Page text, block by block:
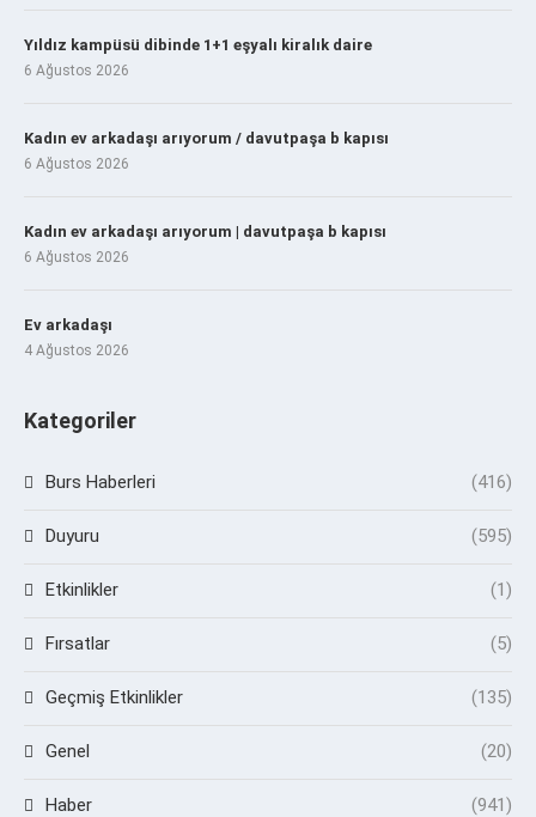
Yıldız kampüsü dibinde 1+1 eşyalı kiralık daire
6 Ağustos 2026
Kadın ev arkadaşı arıyorum / davutpaşa b kapısı
6 Ağustos 2026
Kadın ev arkadaşı arıyorum | davutpaşa b kapısı
6 Ağustos 2026
Ev arkadaşı
4 Ağustos 2026
Kategoriler
Burs Haberleri (416)
Duyuru (595)
Etkinlikler (1)
Fırsatlar (5)
Geçmiş Etkinlikler (135)
Genel (20)
Haber (941)